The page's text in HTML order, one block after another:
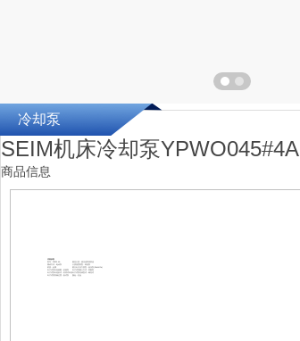
冷却泵
SEIM机床冷却泵YPWO045#4A
商品信息